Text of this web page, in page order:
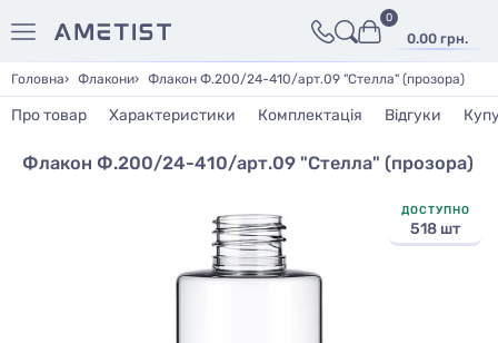
0.00 грн.
0
Головна Флакони Флакон Ф.200/24-410/арт.09 "Стелла" (прозора)
Про товар Характеристики Комплектація Відгуки
Флакон Ф.200/24-410/арт.09 "Стелла" (прозора)
ДОСТУПНО
518 шт